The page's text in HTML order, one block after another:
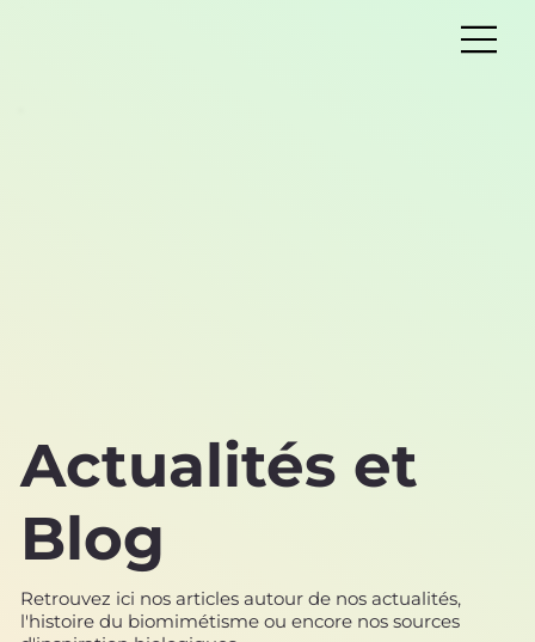
Actualités et
Blog
Retrouvez ici nos articles autour de nos actualités,
l'histoire du biomimétisme ou encore nos sources